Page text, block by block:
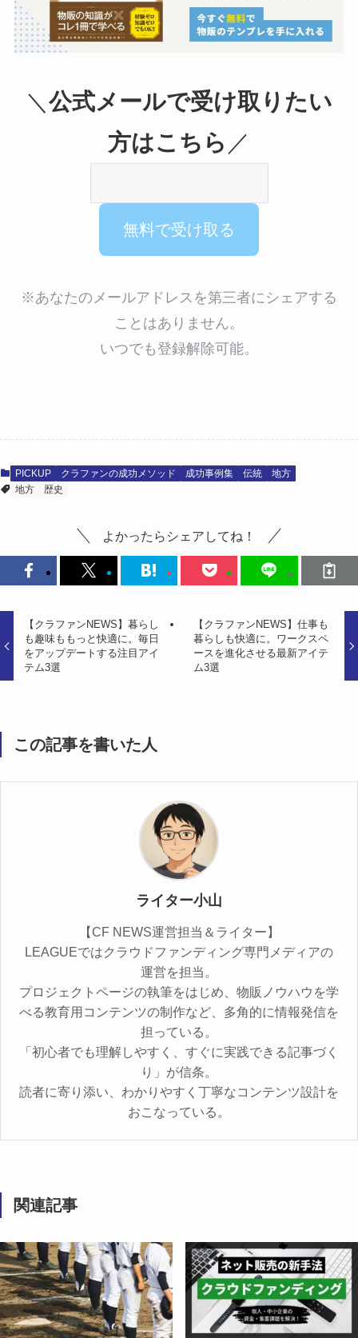
＼ 公式メールで受け取りたい
方はこちら ／
※あなたのメールアドレスを第三者にシェアする
ことはありません。
いつでも登録解除可能。
PICKUP クラファンの成功メソッド 成功事例集 伝統
地方
地方
歴史
よかったらシェアしてね！
【クラファンNEWS】暮らし
も趣味ももっと快適に。毎日
をアップデートする注目アイ
テム3選
【クラファンNEWS】仕事も
暮らしも快適に。ワークスペ
ースを進化させる最新アイテ
ム3選
この記事を書いた人
ライター小山
【CF NEWS運営担当＆ライター】
LEAGUEではクラウドファンディング専門メディアの
運営を担当。
プロジェクトページの執筆をはじめ、物販ノウハウを学
べる教育用コンテンツの制作など、多角的に情報発信を
担っている。
「初心者でも理解しやすく、すぐに実践できる記事づく
り」が信条。
読者に寄り添い、わかりやすく丁寧なコンテンツ設計を
おこなっている。
関連記事